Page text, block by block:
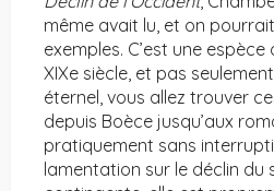
même avait lu, et on
exemples. C’est une
XIXe siècle, et pas
éternel, vous allez trouver
depuis Boèce jusqu’aux
pratiquement sans
lamentation sur le déclin du